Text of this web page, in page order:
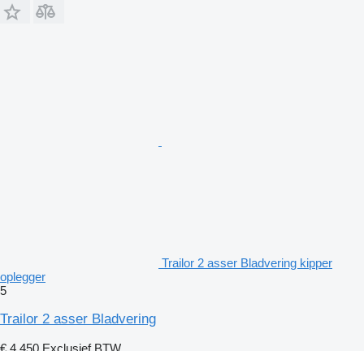
Trailor 2 asser Bladvering kipper
oplegger
5
Trailor 2 asser Bladvering
€ 4.450 Exclusief BTW